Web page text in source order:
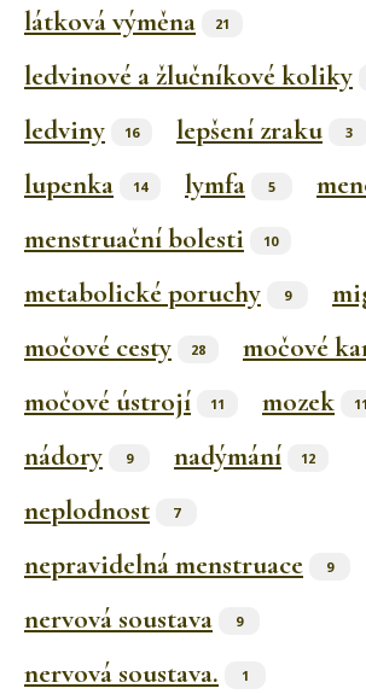
látková výměna 21
ledvinové a žlučníkové koliky
ledviny 16 lepšení zraku 3
lupenka 14 lymfa 5
menstruační bolesti 10
metabolické poruchy 9
močové cesty 28 močové
močové ústrojí 11 mozek 11
nádory 9 nadýmání 12
neplodnost 7
nepravidelná menstruace 9
nervová soustava 9
nervová soustava. 1